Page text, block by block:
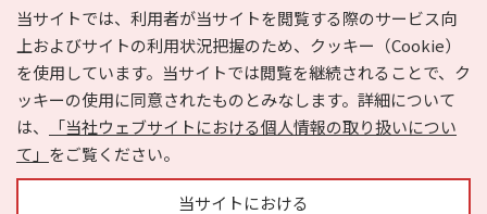
当サイトでは、利用者が当サイトを閲覧する際のサービス向
上およびサイトの利用状況把握のため、クッキー（Cookie）
を使用しています。当サイトでは閲覧を継続されることで、ク
ッキーの使用に同意されたものとみなします。詳細について
は、
「当社ウェブサイトにおける個人情報の取り扱いについ
て」 をご覧ください。
当サイトにおける
e-NAVITA（イーナビタ）とは？ お気に入り
ヘルプ
利用規約
個人情報の取り扱いについて
運営会社
サイトマップ
広告掲載に関するお問い合わせ